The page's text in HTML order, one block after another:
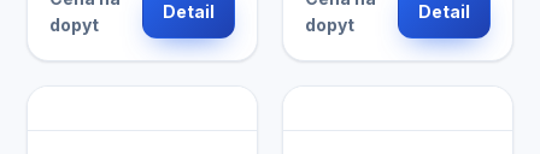
dopyt
Detail
dopyt
Detail